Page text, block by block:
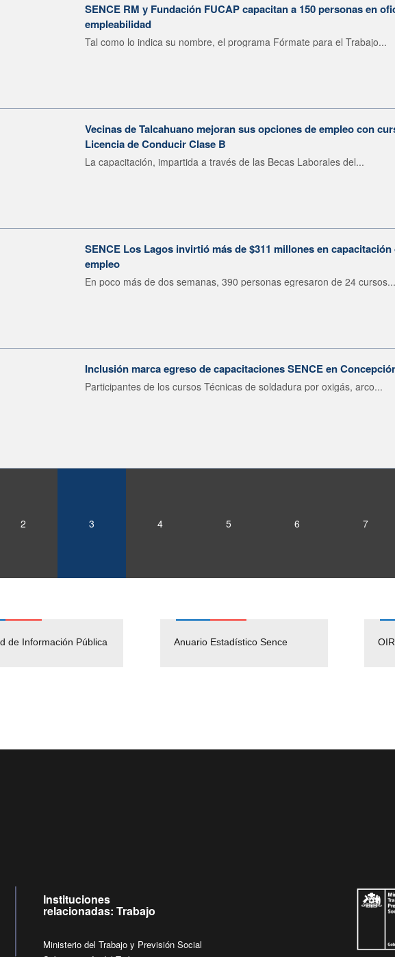
SENCE RM y Fundación FUCAP capacitan a 150 personas en
empleabilidad
Tal como lo indica su nombre, el programa Fórmate para el Trabajo...
Vecinas de Talcahuano mejoran sus opciones de empleo con
Licencia de Conducir Clase B
La capacitación, impartida a través de las Becas Laborales del...
SENCE Los Lagos invirtió más de $311 millones en
empleo
En poco más de dos semanas, 390 personas egresaron de 24 cursos...
Inclusión marca egreso de capacitaciones SENCE en
Participantes de los cursos Técnicas de soldadura por oxigás, arco...
2 3 4 5 6 7
de Información Pública Anuario Estadístico Sence
Empleos Públicos
Solicitud Audiencias y
Instituciones
relacionadas: Trabajo
Ministerio del Trabajo y Previsión Social